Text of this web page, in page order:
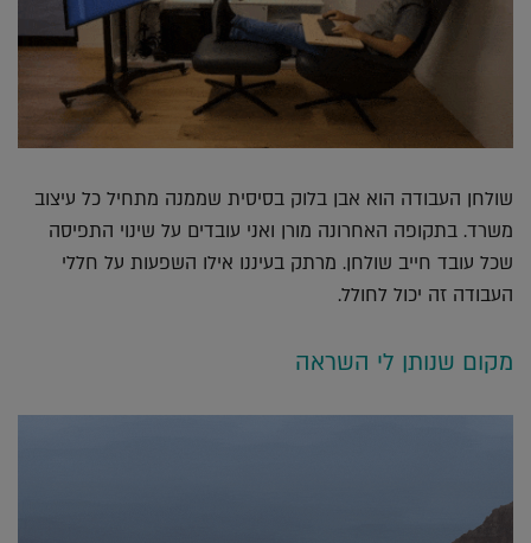
שולחן העבודה הוא אבן בלוק בסיסית שממנה מתחיל כל עיצוב
משרד. בתקופה האחרונה מורן ואני עובדים על שינוי התפיסה
שכל עובד חייב שולחן. מרתק בעיננו אילו השפעות על חללי
העבודה זה יכול לחולל.
מקום שנותן לי השראה